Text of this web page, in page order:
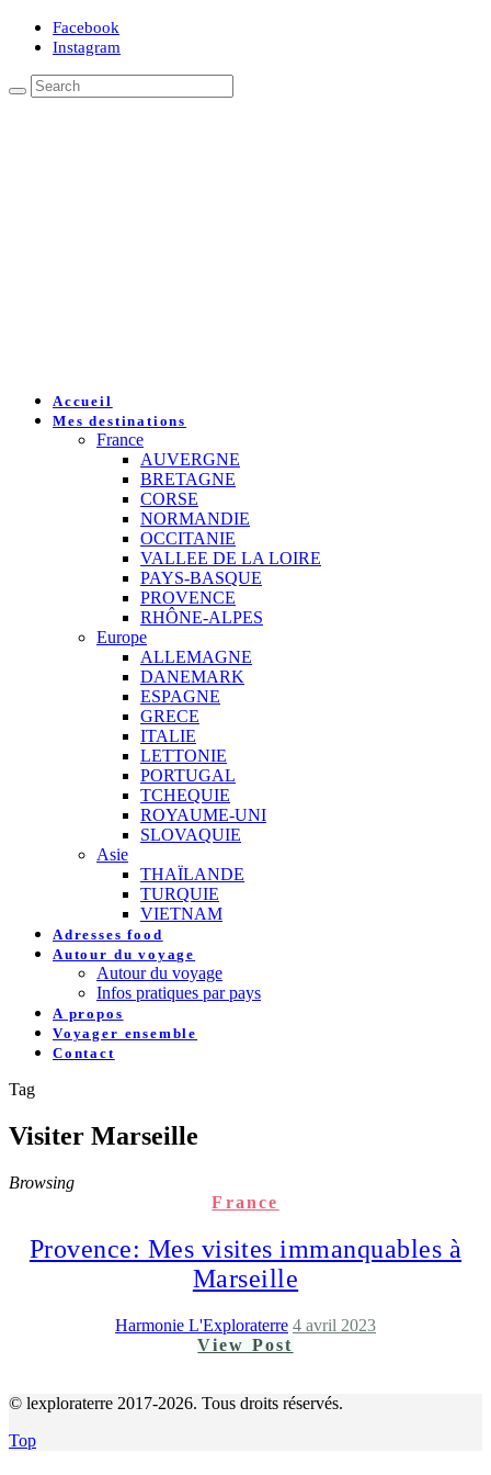
Facebook
Instagram
Accueil
Mes destinations
France
AUVERGNE
BRETAGNE
CORSE
NORMANDIE
OCCITANIE
VALLEE DE LA LOIRE
PAYS-BASQUE
PROVENCE
RHÔNE-ALPES
Europe
ALLEMAGNE
DANEMARK
ESPAGNE
GRECE
ITALIE
LETTONIE
PORTUGAL
TCHEQUIE
ROYAUME-UNI
SLOVAQUIE
Asie
THAÏLANDE
TURQUIE
VIETNAM
Adresses food
Autour du voyage
Autour du voyage
Infos pratiques par pays
A propos
Voyager ensemble
Contact
Tag
Visiter Marseille
Browsing
France
Provence: Mes visites immanquables à
Marseille
Harmonie L'Exploraterre 4 avril 2023
View Post
© lexploraterre 2017-2026. Tous droits réservés.
Top